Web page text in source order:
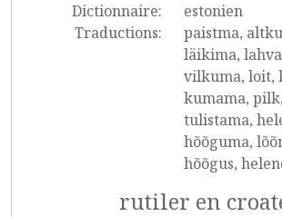
Dictionnaire:
estonien
Traductions:
paistma,
läikima,
vilkuma, loit,
kumama,
tulistama,
hõõguma,
hõõgus,
rutiler en